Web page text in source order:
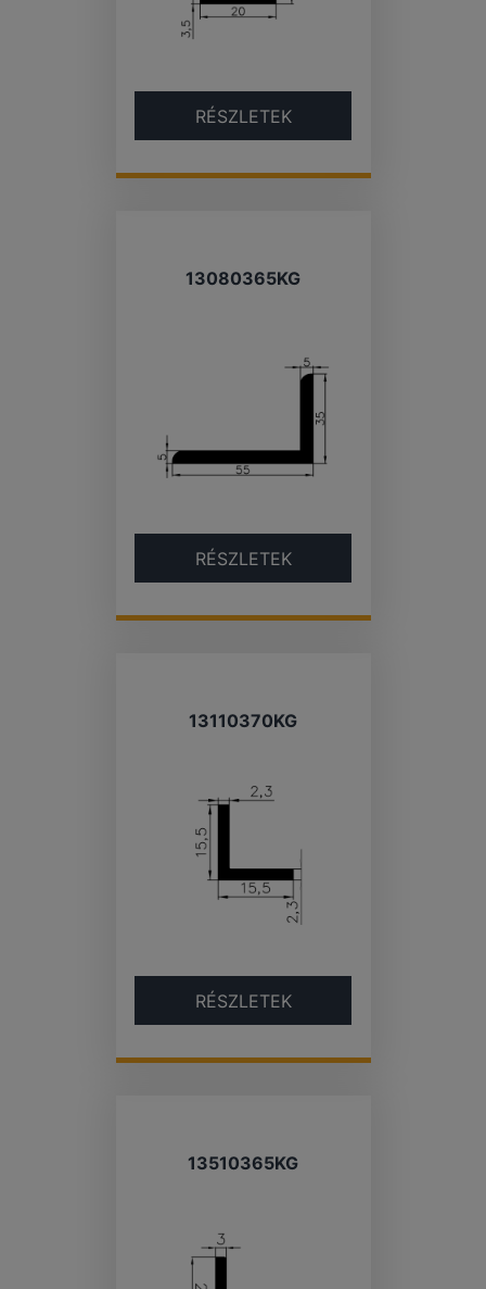
RÉSZLETEK
13080365KG
RÉSZLETEK
13110370KG
RÉSZLETEK
13510365KG